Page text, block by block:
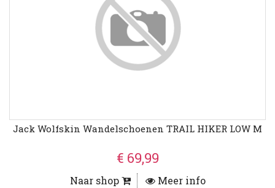
Jack Wolfskin Wandelschoenen TRAIL HIKER LOW M
€ 69,99
Naar shop Meer info